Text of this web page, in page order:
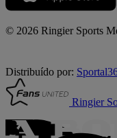
© 2026 Ringier Sports
Distribuído por:
Ringier